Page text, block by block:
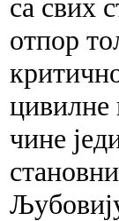
са свих
отпор
цивилне
чине